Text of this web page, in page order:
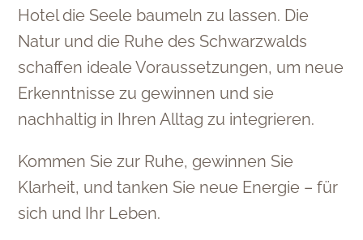
Hotel die Seele baumeln zu lassen. Die
Natur und die Ruhe des Schwarzwalds
schaffen ideale Voraussetzungen, um neue
Erkenntnisse zu gewinnen und sie
nachhaltig in Ihren Alltag zu integrieren.
Kommen Sie zur Ruhe, gewinnen Sie
Klarheit, und tanken Sie neue Energie – für
sich und Ihr Leben.